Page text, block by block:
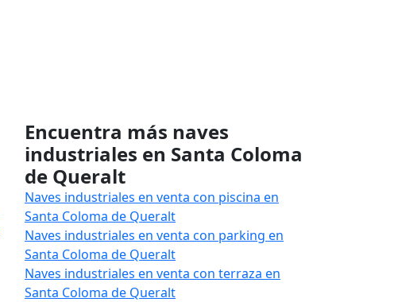
Encuentra más naves
industriales en Santa Coloma
de Queralt
Naves industriales en venta con piscina en
Santa Coloma de Queralt
Naves industriales en venta con parking en
Santa Coloma de Queralt
Naves industriales en venta con terraza en
Santa Coloma de Queralt